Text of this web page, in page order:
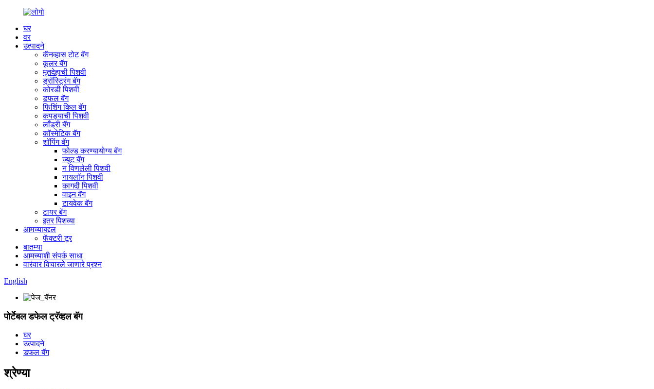
घर
वर
उत्पादने
कॅनव्हास टोट बॅग
कूलर बॅग
मृतदेहाची पिशवी
ड्रॉस्ट्रिंग बॅग
कोरडी पिशवी
डफल बॅग
फिशिंग किल बॅग
कपड्याची पिशवी
लाँड्री बॅग
कॉस्मेटिक बॅग
शॉपिंग बॅग
फोल्ड करण्यायोग्य बॅग
ज्यूट बॅग
न विणलेली पिशवी
नायलॉन पिशवी
कागदी पिशवी
वाइन बॅग
टायवेक बॅग
टायर बॅग
इतर पिशव्या
आमच्याबद्दल
फॅक्टरी टूर
बातम्या
आमच्याशी संपर्क साधा
वारंवार विचारले जाणारे प्रश्न
English
पोर्टेबल डफेल ट्रॅव्हल बॅग
घर
उत्पादने
डफल बॅग
श्रेण्या